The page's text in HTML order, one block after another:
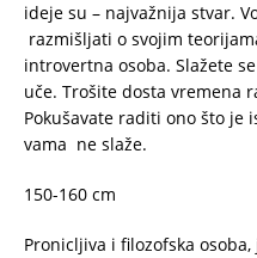
ideje su – najvažnija stvar.
razmišljati o svojim
introvertna osoba. Slažete
uče. Trošite dosta vremena
Pokušavate raditi ono što je
vama ne slaže.
150-160 cm
Pronicljiva i filozofska